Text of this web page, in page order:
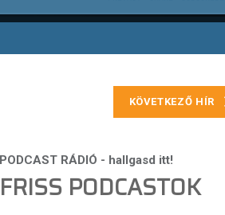
FRISS PODCASTOK